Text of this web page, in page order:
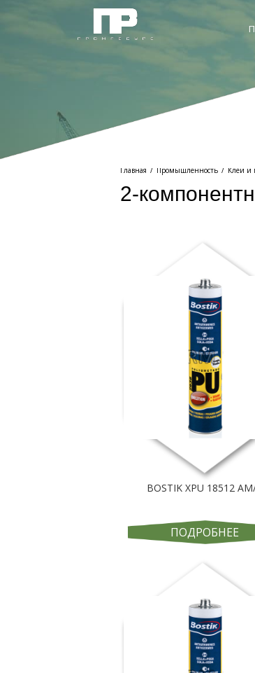
Главная / Промышленность / Клеи и
2-
BOSTIK XPU 18512
ПОДРОБНЕЕ